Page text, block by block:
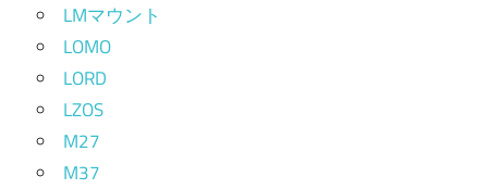
LMマウント
LOMO
LORD
LZOS
M27
M37